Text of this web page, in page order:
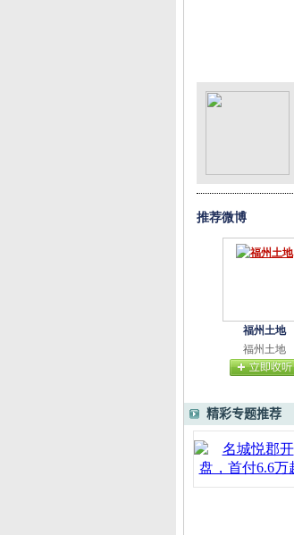
精彩专题推荐